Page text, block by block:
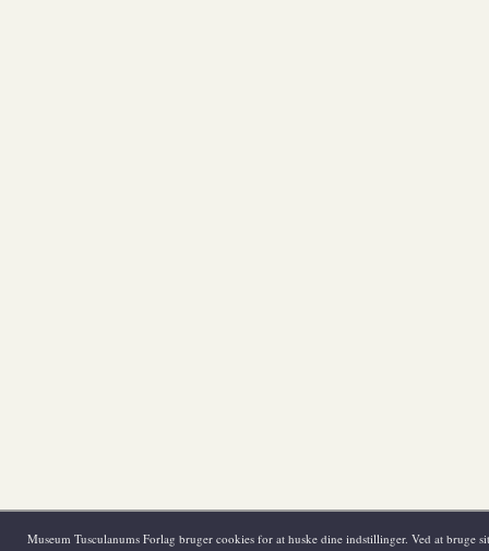
Museum Tusculanums Forlag bruger cookies for at huske dine indstillinger. Ved at bruge